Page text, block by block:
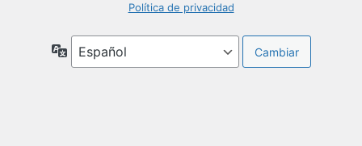
Política de privacidad
Idioma